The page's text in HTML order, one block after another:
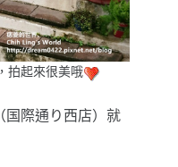
拍起來很美哦
国際通り西店）就